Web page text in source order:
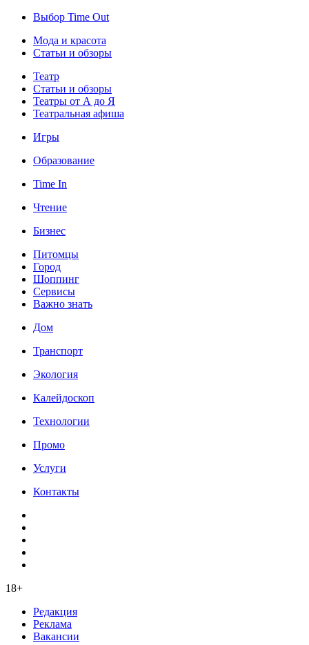
Выбор Time Out
Мода и красота
Статьи и обзоры
Театр
Статьи и обзоры
Театры от А до Я
Театральная афиша
Игры
Образование
Time In
Чтение
Бизнес
Питомцы
Город
Шоппинг
Сервисы
Важно знать
Дом
Транспорт
Экология
Калейдоскоп
Технологии
Промо
Услуги
Контакты
18+
Редакция
Реклама
Вакансии